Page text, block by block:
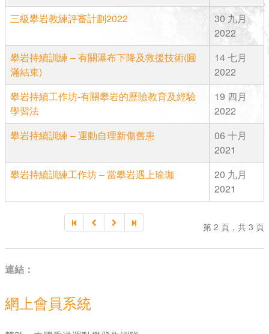
三級攀岩教練評審計劃2022
30 九月
2022
攀岩持續訓練 – 有關瀑布下降及救援技術(圓
滿結束)
14 七月
2022
攀岩持續工作坊-有關攀岩的歷險教育及經驗
學習法
19 四月
2022
攀岩持續訓練 – 運動自理新傷舊患
06 十月
2021
攀岩持續訓練工作坊 – 當攀岩遇上瑜珈
20 九月
2021
第 2 頁，共 3 頁
連結：
網上會員系統